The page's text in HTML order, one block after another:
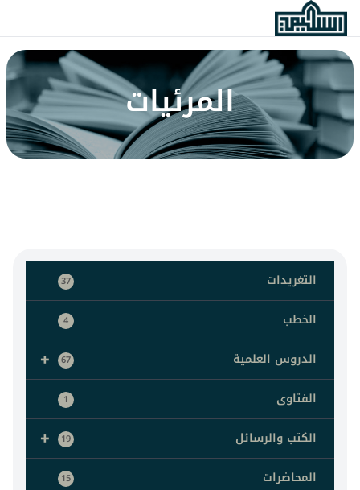
المرئيات
التغريدات 37
الخطب 4
+ الدروس العلمية 67
الفتاوى 1
+ الكتب والرسائل 19
المحاضرات 15